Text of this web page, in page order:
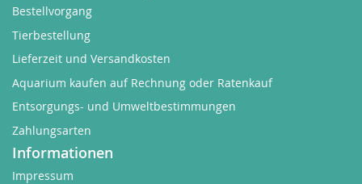
Bestellvorgang
Tierbestellung
Lieferzeit und Versandkosten
Aquarium kaufen auf Rechnung oder Ratenkauf
Entsorgungs- und Umweltbestimmungen
Zahlungsarten
Informationen
Impressum